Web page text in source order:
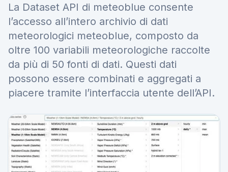
La Dataset API di meteoblue consente
l’accesso all’intero archivio di dati
meteorologici meteoblue, composto da
oltre 100 variabili meteorologiche raccolte
da più di 50 fonti di dati. Questi dati
possono essere combinati e aggregati a
piacere tramite l’interfaccia utente dell’API.